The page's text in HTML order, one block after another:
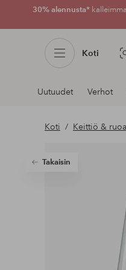
30% alennusta*
Koti
Navigointi
osastoilla
Uutuudet Verhot
Koti Keittiö &
Takaisin